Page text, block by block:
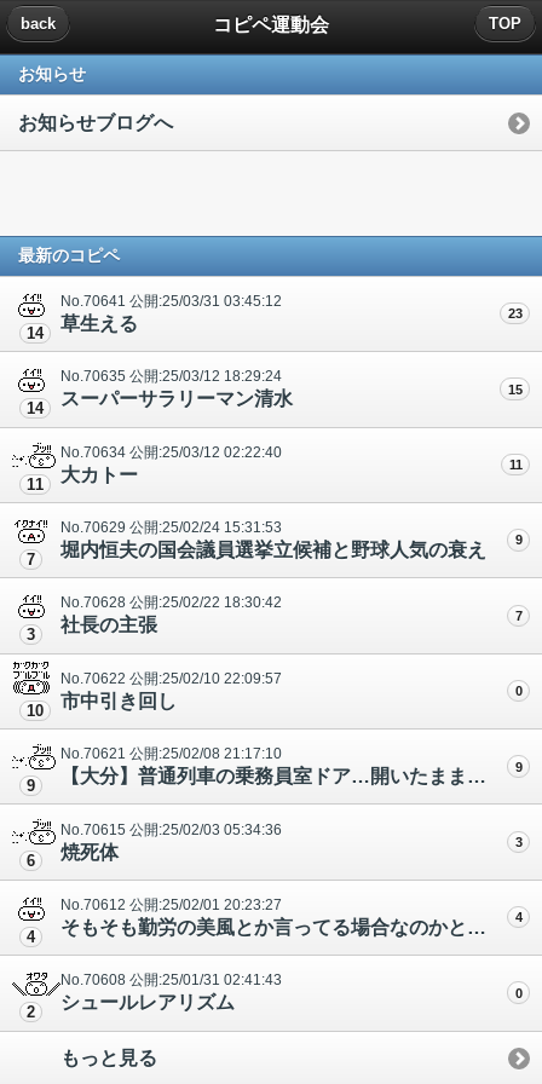
コピペ運動会
back TOP
お知らせ
お知らせブログへ
最新のコピペ
14
No.70641 公開:25/03/31 03:45:12
草生える 23
14
No.70635 公開:25/03/12 18:29:24
スーパーサラリーマン清水 15
11
No.70634 公開:25/03/12 02:22:40
大カトー 11
7
No.70629 公開:25/02/24 15:31:53
堀内恒夫の国会議員選挙立候補と野球人気の衰え 9
3
No.70628 公開:25/02/22 18:30:42
社長の主張 7
10
No.70622 公開:25/02/10 22:09:57
市中引き回し 0
9
No.70621 公開:25/02/08 21:17:10
【大分】普通列車の乗務員室ドア…開いたまま走行 JR久大本線･向之原から南大分の,約10分 9
6
No.70615 公開:25/02/03 05:34:36
焼死体 3
4
No.70612 公開:25/02/01 20:23:27
そもそも勤労の美風とか言ってる場合なのかという問題その他 4
2
No.70608 公開:25/01/31 02:41:43
シュールレアリズム 0
もっと見る